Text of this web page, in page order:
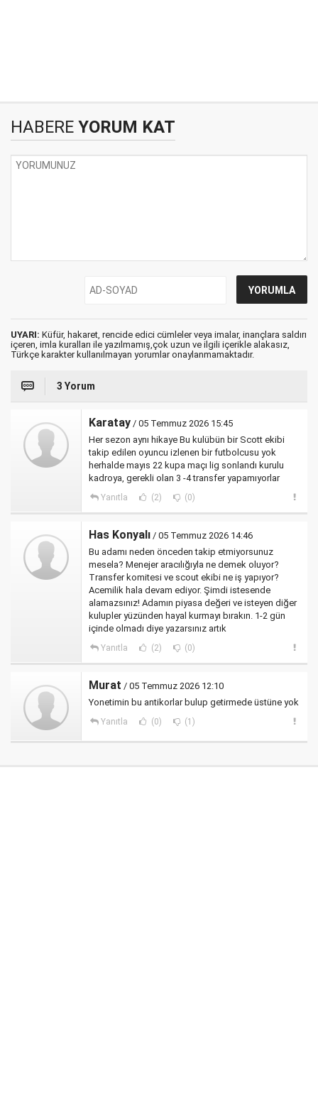
HABERE YORUM KAT
UYARI: Küfür, hakaret, rencide edici cümleler veya imalar, inançlara saldırı
içeren, imla kuralları ile yazılmamış,çok uzun ve ilgili içerikle alakasız,
Türkçe karakter kullanılmayan yorumlar onaylanmamaktadır.
3 Yorum
Karatay / 05 Temmuz 2026 15:45
Her sezon aynı hikaye Bu kulübün bir Scott ekibi
takip edilen oyuncu izlenen bir futbolcusu yok
herhalde mayıs 22 kupa maçı lig sonlandı kurulu
kadroya, gerekli olan 3 -4 transfer yapamıyorlar
Yanıtla (2) (0)
Has Konyalı / 05 Temmuz 2026 14:46
Bu adamı neden önceden takip etmiyorsunuz
mesela? Menejer aracılığıyla ne demek oluyor?
Transfer komitesi ve scout ekibi ne iş yapıyor?
Acemilik hala devam ediyor. Şimdi istesende
alamazsınız! Adamın piyasa değeri ve isteyen diğer
kulupler yüzünden hayal kurmayı bırakın. 1-2 gün
içinde olmadı diye yazarsınız artık
Yanıtla (2) (0)
Murat / 05 Temmuz 2026 12:10
Yonetimin bu antikorlar bulup getirmede üstüne yok
Yanıtla (0) (1)